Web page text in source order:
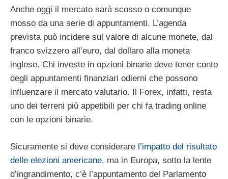
Anche oggi il mercato sarà scosso o comunque
mosso da una serie di appuntamenti. L’agenda
prevista può incidere sul valore di alcune monete, dal
franco svizzero all’euro, dal dollaro alla moneta
inglese. Chi investe in opzioni binarie deve tener conto
degli appuntamenti finanziari odierni che possono
influenzare il mercato valutario. Il Forex, infatti, resta
uno dei terreni più appetibili per chi fa trading online
con le opzioni binarie.
Sicuramente si deve considerare l’impatto del risultato
delle elezioni americane, ma in Europa, sotto la lente
d’ingrandimento, c’è l’appuntamento del Parlamento